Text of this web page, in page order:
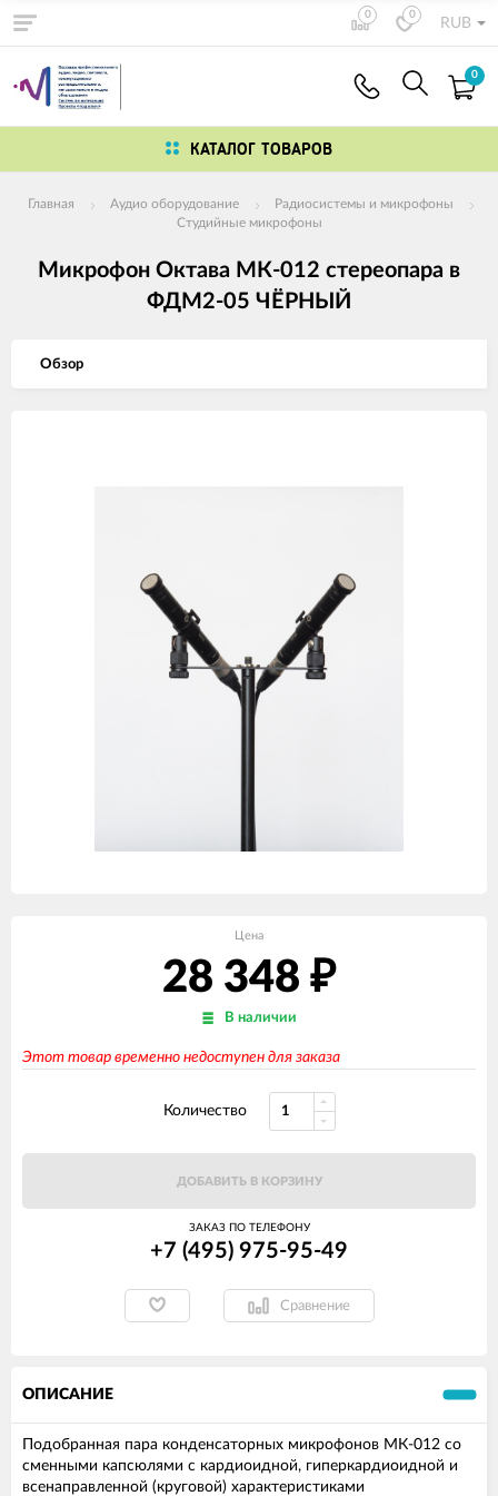
0 0
RUB
0
КАТАЛОГ ТОВАРОВ
Главная Аудио оборудование
Радиосистемы и микрофоны
Студийные микрофоны
Микрофон Октава МК-012 стереопара в
ФДМ2-05 ЧЁРНЫЙ
Обзор
Цена
28 348 ₽
В наличии
Этот товар временно недоступен для заказа
Количество
ДОБАВИТЬ В КОРЗИНУ
ЗАКАЗ ПО ТЕЛЕФОНУ
+7 (495) 975-95-49
Сравнение
ОПИСАНИЕ
Подобранная пара конденсаторных микрофонов МК-012 со
сменными капсюлями с кардиоидной, гиперкардиоидной и
всенаправленной (круговой) характеристиками